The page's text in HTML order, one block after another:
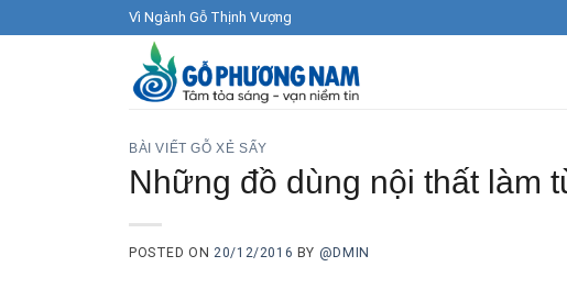
Vì Ngành Gỗ Thịnh Vượng
BÀI VIẾT GỖ XẺ SẤY
Những đồ dùng nội thất làm
POSTED ON20/12/2016 BY @DMIN